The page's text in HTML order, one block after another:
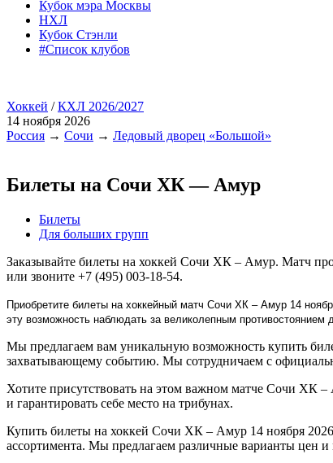
Кубок мэра Москвы
НХЛ
Кубок Стэнли
#Список клубов
Хоккей /КХЛ 2026/2027
14 ноября 2026
Россия → Сочи → Ледовый дворец «Большой»
Билеты на Сочи ХК — Амур
Билеты
Для больших групп
Заказывайте билеты на хоккей Сочи ХК – Амур. Матч
или звоните +7 (495) 003-18-54.
Приобретите билеты на хоккейный матч Сочи ХК – Амур 14
эту возможность наблюдать за великолепным противостоянием
Мы предлагаем вам уникальную возможность купить
захватывающему событию. Мы сотрудничаем с
Хотите присутствовать на этом важном матче Сочи ХК –
и гарантировать себе место на трибунах.
Купить билеты на хоккей Сочи ХК – Амур 14 ноября
ассортимента. Мы предлагаем различные варианты цен